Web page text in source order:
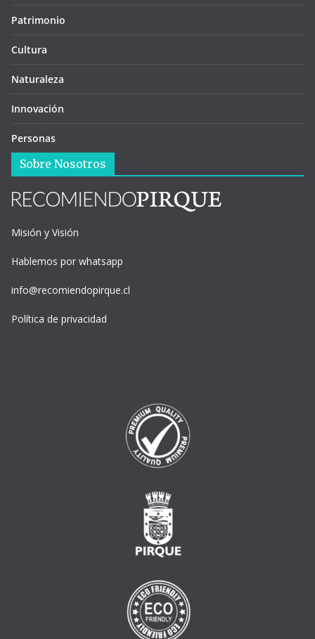
Patrimonio
Cultura
Naturaleza
Innovación
Personas
Sobre Nosotros
Misión y Visión
Hablemos por whatsapp
info@recomiendopirque.cl
Política de privacidad